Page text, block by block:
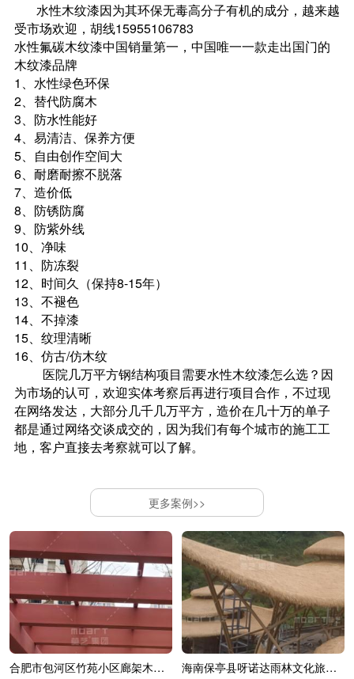
水性木纹漆因为其环保无毒高分子有机的成分，越来越
受市场欢迎，胡线15955106783
水性氟碳木纹漆中国销量第一，中国唯一一款走出国门的
木纹漆品牌
1、水性绿色环保
2、替代防腐木
3、防水性能好
4、易清洁、保养方便
5、自由创作空间大
6、耐磨耐擦不脱落
7、造价低
8、防锈防腐
9、防紫外线
10、净味
11、防冻裂
12、时间久（保持8-15年）
13、不褪色
14、不掉漆
15、纹理清晰
16、仿古/仿木纹
医院几万平方钢结构项目需要水性木纹漆怎么选？因
为市场的认可，欢迎实体考察后再进行项目合作，不过现
在网络发达，大部分几千几万平方，造价在几十万的单子
都是通过网络交谈成交的，因为我们有每个城市的施工工
地，客户直接去考察就可以了解。
更多案例>>
合肥市包河区竹苑小区廊架木纹漆效果展示 海南保亭县呀诺达雨林文化旅游区综合造...